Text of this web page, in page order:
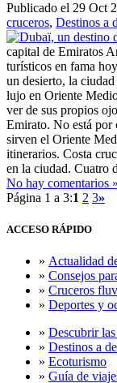
Publicado el 29 Oct
cruceros, Destinos a
capital de Emiratos
turísticos en fama
un desierto, la
lujo en Oriente
ver de sus propios
Emirato. No está por
sirven el Oriente
itinerarios. Costa
en la ciudad. Cuatro
No hay comentarios »
Página 1 a 3:1 2 3»
ACCESO RÁPIDO
» Actualidad
» Consejos
» Cruceros
» Deportes y
» Descubrir
» Destinos a
» Ecoturismo
» Guía de